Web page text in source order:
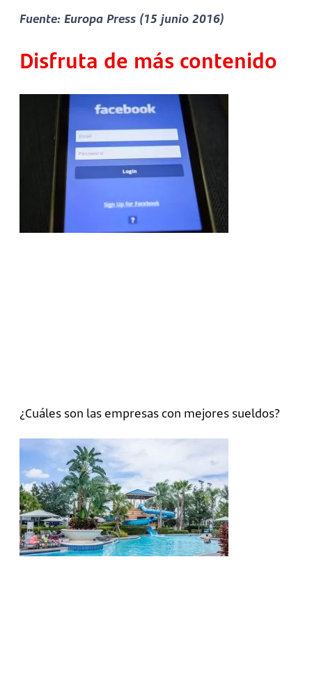
Fuente: Europa Press (15 junio 2016)
Disfruta de más contenido
¿Cuáles son las empresas con mejores sueldos?